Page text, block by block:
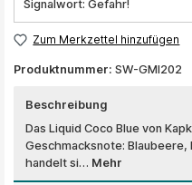
Signalwort: Gefahr!
Zum Merkzettel hinzufügen
Produktnummer: SW-GMI202
Beschreibung
Das Liquid Coco Blue von
Geschmacksnote: Blaubeere,
handelt si… Mehr